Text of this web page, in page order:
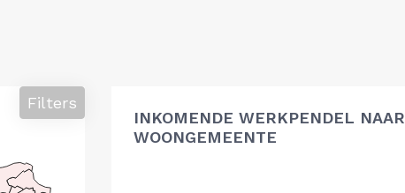
Filters
INKOMENDE WERKPENDEL NAAR
WOONGEMEENTE